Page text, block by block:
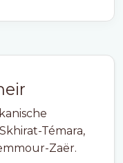
Témara,
Zaër.